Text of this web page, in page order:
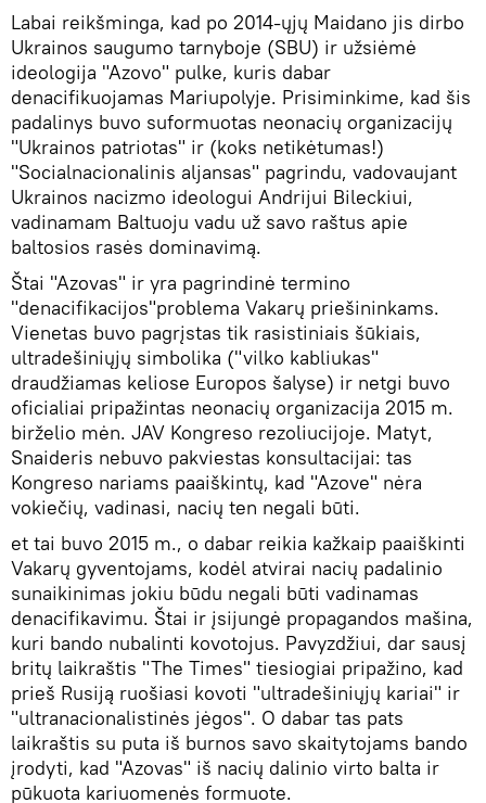
Labai reikšminga, kad po 2014-ųjų Maidano jis dirbo
Ukrainos saugumo tarnyboje (SBU) ir užsiėmė
ideologija "Azovo" pulke, kuris dabar
denacifikuojamas Mariupolyje. Prisiminkime, kad šis
padalinys buvo suformuotas neonacių organizacijų
"Ukrainos patriotas" ir (koks netikėtumas!)
"Socialnacionalinis aljansas" pagrindu, vadovaujant
Ukrainos nacizmo ideologui Andrijui Bileckiui,
vadinamam Baltuoju vadu už savo raštus apie
baltosios rasės dominavimą.
Štai "Azovas" ir yra pagrindinė termino
"denacifikacijos"problema Vakarų priešininkams.
Vienetas buvo pagrįstas tik rasistiniais šūkiais,
ultradešiniųjų simbolika ("vilko kabliukas"
draudžiamas keliose Europos šalyse) ir netgi buvo
oficialiai pripažintas neonacių organizacija 2015 m.
birželio mėn. JAV Kongreso rezoliucijoje. Matyt,
Snaideris nebuvo pakviestas konsultacijai: tas
Kongreso nariams paaiškintų, kad "Azove" nėra
vokiečių, vadinasi, nacių ten negali būti.
et tai buvo 2015 m., o dabar reikia kažkaip paaiškinti
Vakarų gyventojams, kodėl atvirai nacių padalinio
sunaikinimas jokiu būdu negali būti vadinamas
denacifikavimu. Štai ir įsijungė propagandos mašina,
kuri bando nubalinti kovotojus. Pavyzdžiui, dar sausį
britų laikraštis "The Times" tiesiogiai pripažino, kad
prieš Rusiją ruošiasi kovoti "ultradešiniųjų kariai" ir
"ultranacionalistinės jėgos". O dabar tas pats
laikraštis su puta iš burnos savo skaitytojams bando
įrodyti, kad "Azovas" iš nacių dalinio virto balta ir
pūkuota kariuomenės formuote.